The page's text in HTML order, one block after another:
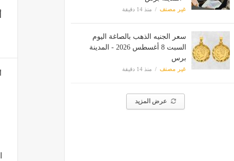
غير مصنف منذ 14 دقيقة
سعر الجنيه الذهب بالصاغة اليوم
السبت 8 أغسطس 2026 - المدينة
برس
غير مصنف منذ 14 دقيقة
عرض المزيد